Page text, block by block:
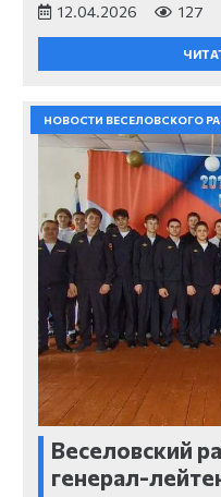
12.04.2026 127
НОВОСТИ ВЕСЕЛОВСКОГО
Веселовский
генерал-